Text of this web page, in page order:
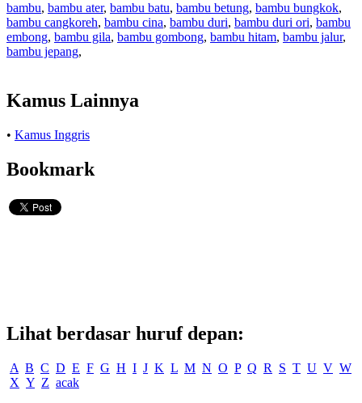
bambu, bambu ater, bambu batu, bambu betung, bambu bungkok,
bambu cangkoreh, bambu cina, bambu duri, bambu duri ori, bambu
embong, bambu gila, bambu gombong, bambu hitam, bambu jalur,
bambu jepang,
Kamus Lainnya
• Kamus Inggris
Bookmark
Lihat berdasar huruf depan:
A B C D E F G H I J K L M N O P Q R S T U V W
X Y Z acak